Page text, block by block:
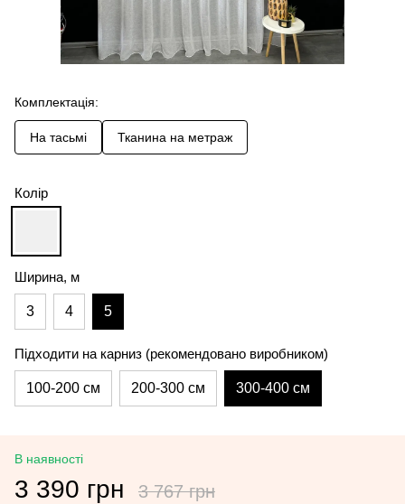
Комплектація:
На тасьмі Тканина на метраж
Колір
Ширина, м
3 4 5
Підходити на карниз (рекомендовано виробником)
100-200 см 200-300 см 300-400 см
В наявності
3 390 грн 3 767 грн